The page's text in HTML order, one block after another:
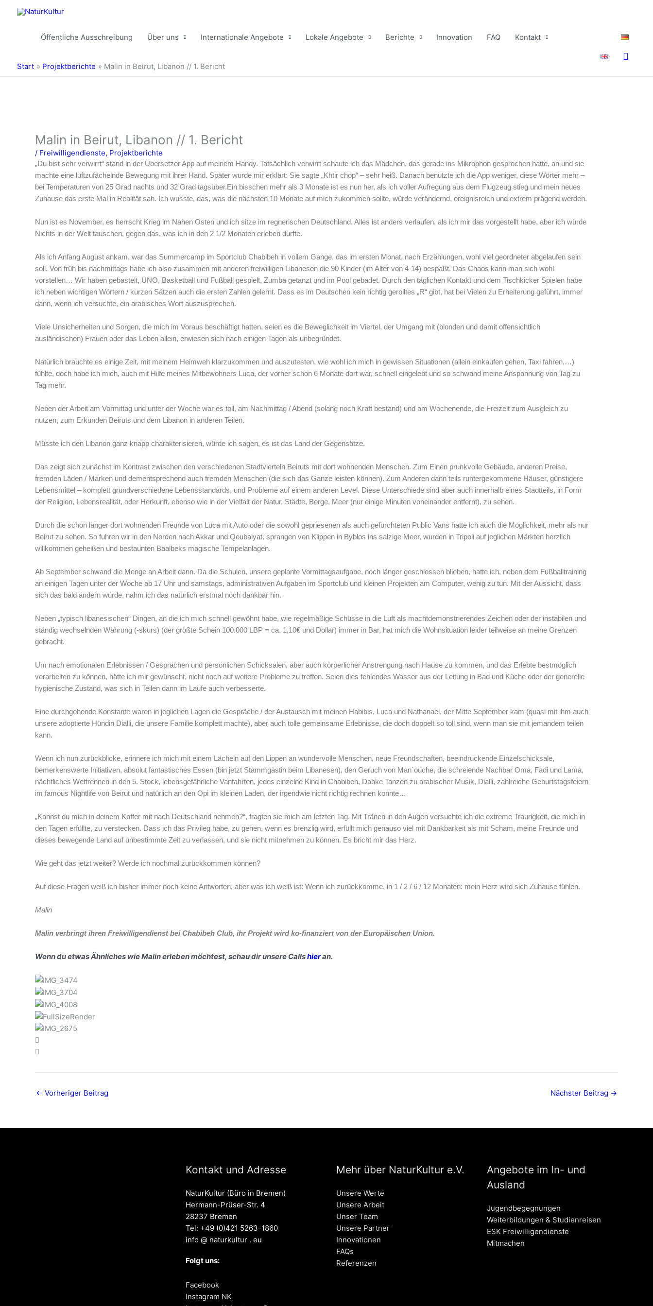
Inhalt
Öffentliche Ausschreibung
Über uns Internationale Angebote Lokale Angebote Berichte Innovation FAQ Kontakt
Start Projektberichte Malin in Beirut, Libanon // 1. Bericht
Malin in Beirut, Libanon // 1. Bericht
/ Freiwilligendienste, Projektberichte
„Du bist sehr verwirrt“ stand in der Übersetzer App auf meinem Handy. Tatsächlich verwirrt schaute ich das Mädchen, das gerade ins Mikrophon gesprochen hatte, an und sie
machte eine luftzufächelnde Bewegung mit ihrer Hand. Später wurde mir erklärt: Sie sagte „Khtir chop“ – sehr heiß. Danach benutzte ich die App weniger, diese Wörter mehr –
bei Temperaturen von 25 Grad nachts und 32 Grad tagsüber.Ein bisschen mehr als 3 Monate ist es nun her, als ich voller Aufregung aus dem Flugzeug stieg und mein neues
Zuhause das erste Mal in Realität sah. Ich wusste, das, was die nächsten 10 Monate auf mich zukommen sollte, würde verändernd, ereignisreich und extrem prägend werden.
Nun ist es November, es herrscht Krieg im Nahen Osten und ich sitze im regnerischen Deutschland. Alles ist anders verlaufen, als ich mir das vorgestellt habe, aber ich würde
Nichts in der Welt tauschen, gegen das, was ich in den 2 1/2 Monaten erleben durfte.
Als ich Anfang August ankam, war das Summercamp im Sportclub Chabibeh in vollem Gange, das im ersten Monat, nach Erzählungen, wohl viel geordneter abgelaufen sein
soll. Von früh bis nachmittags habe ich also zusammen mit anderen freiwilligen Libanesen die 90 Kinder (im Alter von 4-14) bespaßt. Das Chaos kann man sich wohl
vorstellen… Wir haben gebastelt, UNO, Basketball und Fußball gespielt, Zumba getanzt und im Pool gebadet. Durch den täglichen Kontakt und dem Tischkicker Spielen habe
ich neben wichtigen Wörtern / kurzen Sätzen auch die ersten Zahlen gelernt. Dass es im Deutschen kein richtig gerolltes „R“ gibt, hat bei Vielen zu Erheiterung geführt, immer
dann, wenn ich versuchte, ein arabisches Wort auszusprechen.
Viele Unsicherheiten und Sorgen, die mich im Voraus beschäftigt hatten, seien es die Beweglichkeit im Viertel, der Umgang mit (blonden und damit offensichtlich
ausländischen) Frauen oder das Leben allein, erwiesen sich nach einigen Tagen als unbegründet.
Natürlich brauchte es einige Zeit, mit meinem Heimweh klarzukommen und auszutesten, wie wohl ich mich in gewissen Situationen (allein einkaufen gehen, Taxi fahren,…)
fühlte, doch habe ich mich, auch mit Hilfe meines Mitbewohners Luca, der vorher schon 6 Monate dort war, schnell eingelebt und so schwand meine Anspannung von Tag zu
Tag mehr.
Neben der Arbeit am Vormittag und unter der Woche war es toll, am Nachmittag / Abend (solang noch Kraft bestand) und am Wochenende, die Freizeit zum Ausgleich zu
nutzen, zum Erkunden Beiruts und dem Libanon in anderen Teilen.
Müsste ich den Libanon ganz knapp charakterisieren, würde ich sagen, es ist das Land der Gegensätze.
Das zeigt sich zunächst im Kontrast zwischen den verschiedenen Stadtvierteln Beiruts mit dort wohnenden Menschen. Zum Einen prunkvolle Gebäude, anderen Preise,
fremden Läden / Marken und dementsprechend auch fremden Menschen (die sich das Ganze leisten können). Zum Anderen dann teils runtergekommene Häuser, günstigere
Lebensmittel – komplett grundverschiedene Lebensstandards, und Probleme auf einem anderen Level. Diese Unterschiede sind aber auch innerhalb eines Stadtteils, in Form
der Religion, Lebensrealität, oder Herkunft, ebenso wie in der Vielfalt der Natur, Städte, Berge, Meer (nur einige Minuten voneinander entfernt), zu sehen.
Durch die schon länger dort wohnenden Freunde von Luca mit Auto oder die sowohl gepriesenen als auch gefürchteten Public Vans hatte ich auch die Möglichkeit, mehr als nur
Beirut zu sehen. So fuhren wir in den Norden nach Akkar und Qoubaiyat, sprangen von Klippen in Byblos ins salzige Meer, wurden in Tripoli auf jeglichen Märkten herzlich
willkommen geheißen und bestaunten Baalbeks magische Tempelanlagen.
Ab September schwand die Menge an Arbeit dann. Da die Schulen, unsere geplante Vormittagsaufgabe, noch länger geschlossen blieben, hatte ich, neben dem Fußballtraining
an einigen Tagen unter der Woche ab 17 Uhr und samstags, administrativen Aufgaben im Sportclub und kleinen Projekten am Computer, wenig zu tun. Mit der Aussicht, dass
sich das bald ändern würde, nahm ich das natürlich erstmal noch dankbar hin.
Neben „typisch libanesischen“ Dingen, an die ich mich schnell gewöhnt habe, wie regelmäßige Schüsse in die Luft als machtdemonstrierendes Zeichen oder der instabilen und
ständig wechselnden Währung (-skurs) (der größte Schein 100.000 LBP = ca. 1,10€ und Dollar) immer in Bar, hat mich die Wohnsituation leider teilweise an meine Grenzen
gebracht.
Um nach emotionalen Erlebnissen / Gesprächen und persönlichen Schicksalen, aber auch körperlicher Anstrengung nach Hause zu kommen, und das Erlebte bestmöglich
verarbeiten zu können, hätte ich mir gewünscht, nicht noch auf weitere Probleme zu treffen. Seien dies fehlendes Wasser aus der Leitung in Bad und Küche oder der generelle
hygienische Zustand, was sich in Teilen dann im Laufe auch verbesserte.
Eine durchgehende Konstante waren in jeglichen Lagen die Gespräche / der Austausch mit meinen Habibis, Luca und Nathanael, der Mitte September kam (quasi mit ihm auch
unsere adoptierte Hündin Dialli, die unsere Familie komplett machte), aber auch tolle gemeinsame Erlebnisse, die doch doppelt so toll sind, wenn man sie mit jemandem teilen
kann.
Wenn ich nun zurückblicke, erinnere ich mich mit einem Lächeln auf den Lippen an wundervolle Menschen, neue Freundschaften, beeindruckende Einzelschicksale,
bemerkenswerte Initiativen, absolut fantastisches Essen (bin jetzt Stammgästin beim Libanesen), den Geruch von Man´ouche, die schreiende Nachbar Oma, Fadi und Lama,
nächtliches Wettrennen in den 5. Stock, lebensgefährliche Vanfahrten, jedes einzelne Kind in Chabibeh, Dabke Tanzen zu arabischer Musik, Dialli, zahlreiche Geburtstagsfeiern
im famous Nightlife von Beirut und natürlich an den Opi im kleinen Laden, der irgendwie nicht richtig rechnen konnte…
„Kannst du mich in deinem Koffer mit nach Deutschland nehmen?“, fragten sie mich am letzten Tag. Mit Tränen in den Augen versuchte ich die extreme Traurigkeit, die mich in
den Tagen erfüllte, zu verstecken. Dass ich das Privileg habe, zu gehen, wenn es brenzlig wird, erfüllt mich genauso viel mit Dankbarkeit als mit Scham, meine Freunde und
dieses bewegende Land auf unbestimmte Zeit zu verlassen, und sie nicht mitnehmen zu können. Es bricht mir das Herz.
Wie geht das jetzt weiter? Werde ich nochmal zurückkommen können?
Auf diese Fragen weiß ich bisher immer noch keine Antworten, aber was ich weiß ist: Wenn ich zurückkomme, in 1 / 2 / 6 / 12 Monaten: mein Herz wird sich Zuhause fühlen.
Malin
Malin verbringt ihren Freiwilligendienst bei Chabibeh Club, ihr Projekt wird ko-finanziert von der Europäischen Union.
Wenn du etwas Ähnliches wie Malin erleben möchtest, schau dir unsere Callshieran.
← Vorheriger Beitrag Nächster Beitrag →
Kontakt und Adresse
NaturKultur (Büro in Bremen)
Hermann-Prüser-Str. 4
28237 Bremen
Tel: +49 (0)421 5263-1860
info @ naturkultur . eu
Folgt uns:
Facebook
Instagram NK
Mehr über NaturKultur e.V.
Unsere Werte
Unsere Arbeit
Unser Team
Unsere Partner
Innovationen
FAQs
Referenzen
Angebote im In- und
Ausland
Jugendbegegnungen
Weiterbildungen & Studienreisen
ESK Freiwilligendienste
Mitmachen